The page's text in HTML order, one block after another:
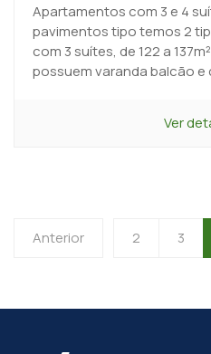
Apartamentos com 3 e 4
pavimentos tipo temos 2
com 3 suítes, de 122 a
possuem varanda balcão e
Ver
Anterior 2 3